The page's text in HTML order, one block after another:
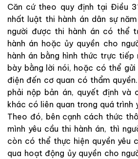
Căn cứ theo quy định tại Điều
nhất luật thi hành án dân sự
người được thi hành án có thể
hành án hoặc ủy quyền cho
hành án bằng hình thức trực
bày bằng lời nói, hoặc có thể gửi
điện đến cơ quan có thẩm
phải nộp bản án, quyết định và
khác có liên quan trong quá trình
Theo đó, bên cạnh cách thức
mình yêu cầu thi hành án, thì
còn có thể thực hiện quyền yêu
qua hoạt động ủy quyền cho